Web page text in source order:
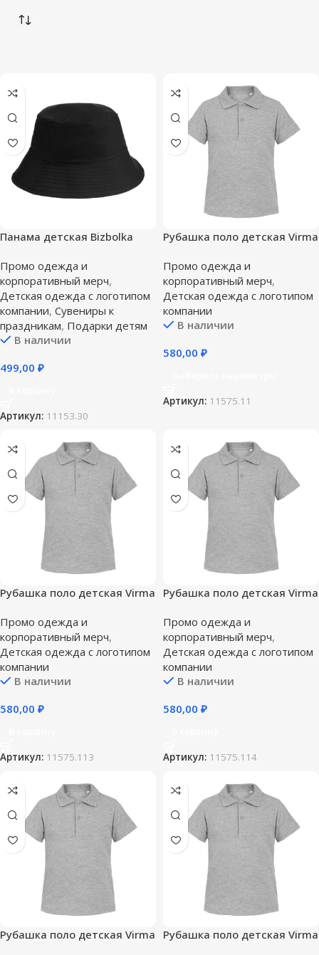
Панама детская Bizbolka
Промо одежда и
корпоративный мерч,
Детская одежда с логотипом
компании, Сувениры к
праздникам, Подарки детям
В наличии
499,00 ₽
Артикул: 11153.30
Рубашка поло детская Virma
Промо одежда и
корпоративный мерч,
Детская одежда с логотипом
компании
В наличии
580,00 ₽
Артикул: 11575.11
Рубашка поло детская Virma
лет (130-140 см)
Промо одежда и
корпоративный мерч,
Детская одежда с логотипом
компании
В наличии
580,00 ₽
Артикул: 11575.113
Рубашка поло детская Virma
лет (142-152 см)
Промо одежда и
корпоративный мерч,
Детская одежда с логотипом
компании
В наличии
580,00 ₽
Артикул: 11575.114
Рубашка поло детская Virma
Рубашка поло детская Virma